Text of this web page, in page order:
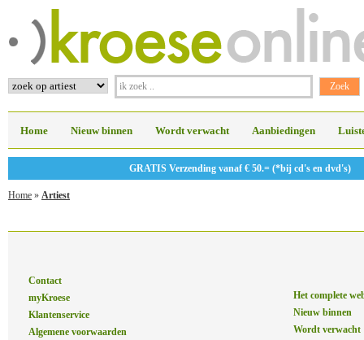
Home Nieuw binnen Wordt verwacht Aanbiedingen
GRATIS Verzending vanaf € 50.= (*bij cd's en dvd's)
Home » Artiest
Contact
myKroese
Klantenservice
Algemene voorwaarden
Het complete
Nieuw binnen
Wordt verwacht